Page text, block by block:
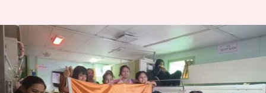
ஆபரேஷன் காவேரி:
சூடானில் இருந்து 278
இந்தியர்கள் மீட்பு